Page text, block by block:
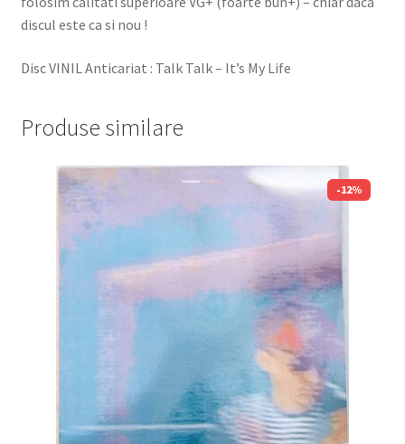
discul este ca si nou !
Disc VINIL Anticariat : Talk Talk – It’s My Life
Produse similare
-12%